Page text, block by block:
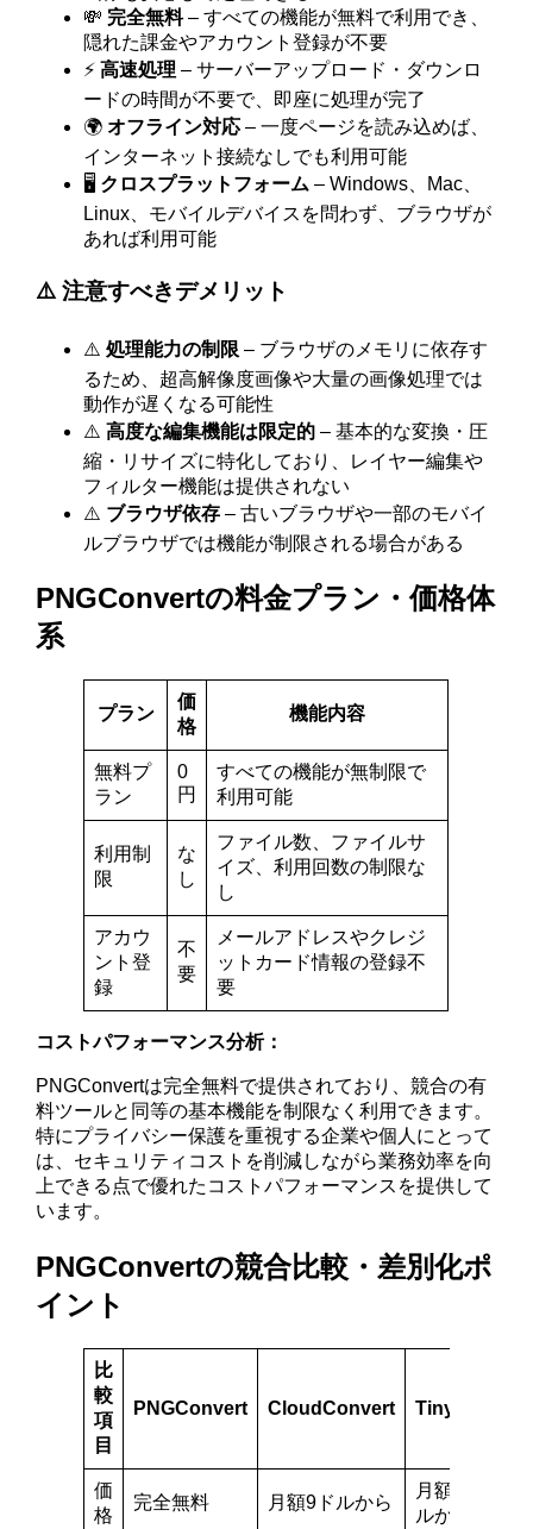
💸 完全無料– すべての機能が無料で利用でき、
隠れた課金やアカウント登録が不要
⚡高速処理 – サーバーアップロード・ダウンロ
ードの時間が不要で、即座に処理が完了
🌍オフライン対応 – 一度ページを読み込めば、
インターネット接続なしでも利用可能
🖥️ クロスプラットフォーム – Windows、Mac、
Linux、モバイルデバイスを問わず、ブラウザが
あれば利用可能
⚠️ 注意すべきデメリット
⚠️処理能力の制限 – ブラウザのメモリに依存す
るため、超高解像度画像や大量の画像処理では
動作が遅くなる可能性
⚠️高度な編集機能は限定的 – 基本的な変換・圧
縮・リサイズに特化しており、レイヤー編集や
フィルター機能は提供されない
⚠️ ブラウザ依存 – 古いブラウザや一部のモバイ
ルブラウザでは機能が制限される場合がある
PNGConvertの料金プラン・価格体
系
プラン
価
格
機能内容
無料プ
ラン
0
円
すべての機能が無制限で
利用可能
利用制
限
な
し
ファイル数、ファイルサ
イズ、利用回数の制限な
し
アカウ
ント登
録
不
要
メールアドレスやクレジ
ットカード情報の登録不
要
コストパフォーマンス分析：
PNGConvertは完全無料で提供されており、競合の有
料ツールと同等の基本機能を制限なく利用できます。
特にプライバシー保護を重視する企業や個人にとって
は、セキュリティコストを削減しながら業務効率を向
上できる点で優れたコストパフォーマンスを提供して
います。
PNGConvertの競合比較・差別化ポ
イント
比
較
項
目
PNGConvert CloudConvert TinyPNG
価
格
完全無料 月額9ドルから
月額25ド
ルから